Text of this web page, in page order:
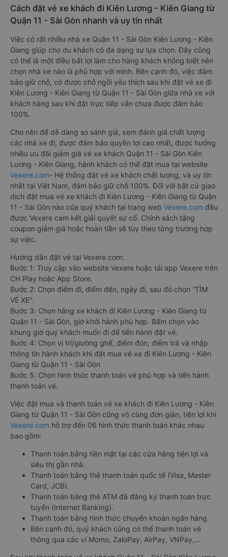
Cách đặt vé xe khách đi Kiên Lương - Kiên Giang từ
Quận 11 - Sài Gòn nhanh và uy tín nhất
Việc có rất nhiều nhà xe Quận 11 - Sài Gòn Kiên Lương - Kiên
Giang giúp cho du khách có đa dạng sự lựa chọn. Đây cũng
có thể là một điều bất lợi làm cho hàng khách không biết nên
chọn nhà xe nào là phù hợp với mình. Bên cạnh đó, việc đảm
bảo giữ chỗ, có được chỗ ngồi yêu thích sau khi đặt vé xe đi
Kiên Lương - Kiên Giang từ Quận 11 - Sài Gòn giữa nhà xe với
khách hàng sau khi đặt trực tiếp vẫn chưa được đảm bảo
100%.
Cho nên để dễ dàng so sánh giá, xem đánh giá chất lượng
các nhà xe đi, được đảm bảo quyền lợi cao nhất, được hưởng
nhiều ưu đãi giảm giá vé xe khách Quận 11 - Sài Gòn Kiên
Lương - Kiên Giang, hành khách có thể đặt mua tại website
Vexere.com- Hệ thống đặt vé xe khách chất lượng, và uy tín
nhất tại Việt Nam, đảm bảo giữ chỗ 100%. Đối với bất cứ giao
dịch đặt mua vé xe khách đi Kiên Lương - Kiên Giang từ Quận
11 - Sài Gòn nào của quý khách tại trang web Vexere.com đều
được Vexere cam kết giải quyết sự cố. Chính sách tặng
coupon giảm giá hoặc hoàn tiền sẽ tùy theo từng trường hợp
sự việc.
Hướng dẫn đặt vé tại Vexere.com:
Bước 1: Truy cập vào website Vexere hoặc tải app Vexere trên
CH Play hoặc App Store.
Bước 2: Chọn điểm đi, điểm đến, ngày đi, sau đó chọn “TÌM
VÉ XE”.
Bước 3: Chọn hãng xe khách đi Kiên Lương - Kiên Giang từ
Quận 11 - Sài Gòn, giờ khởi hành phù hợp. Bấm chọn vào
khung giờ quý khách muốn đi để tiến hành đặt vé.
Bước 4: Chọn vị trí/giường ghế, điểm đón, điểm trả và nhập
thông tin hành khách khi đặt mua vé xe đi Kiên Lương - Kiên
Giang từ Quận 11 - Sài Gòn
Bước 5: Chọn hình thức thanh toán vé phù hợp và tiến hành
thanh toán vé.
Việc đặt mua và thanh toán vé xe khách đi Kiên Lương - Kiên
Giang từ Quận 11 - Sài Gòn cũng vô cùng đơn giản, tiện lợi khi
Vexere.com hỗ trợ đến 06 hình thức thanh toán khác nhau
bao gồm:
Thanh toán bằng tiền mặt tại các cửa hàng tiện lợi và
siêu thị gần nhà.
Thanh toán bằng thẻ thanh toán quốc tế (Visa, Master
Card, JCB).
Thanh toán bằng thẻ ATM đã đăng ký thanh toán trực
tuyến (Internet Banking).
Thanh toán bằng hình thức chuyển khoản ngân hàng.
Bên cạnh đó, quý khách cũng có thể thanh toán vé
thông qua các ví Momo, ZaloPay, AirPay, VNPay,…